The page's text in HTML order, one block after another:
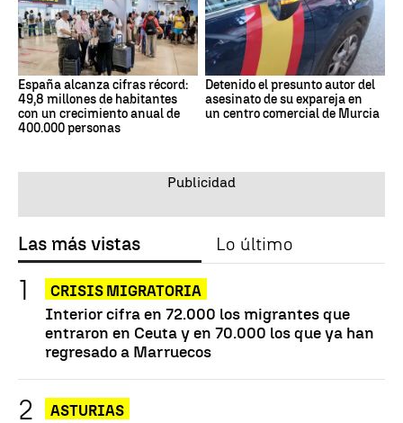
España alcanza cifras récord:
49,8 millones de habitantes
con un crecimiento anual de
400.000 personas
Detenido el presunto autor del
asesinato de su expareja en
un centro comercial de Murcia
Las más vistas Lo último
CRISIS MIGRATORIA
Interior cifra en 72.000 los migrantes que
entraron en Ceuta y en 70.000 los que ya han
regresado a Marruecos
ASTURIAS